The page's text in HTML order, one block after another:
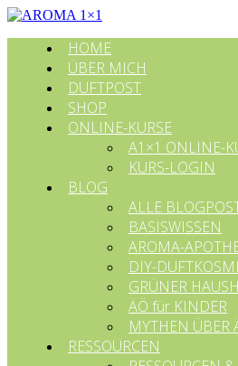
HOME
ÜBER MICH
DUFTPOST
SHOP
ONLINE-KURSE
A1×1 ONLINE-
KURS-LOGIN
BLOG
ALLE
BASISWISSEN
AROMA-
DIY-
GRÜNER
ÄÖ für KINDER
MYTHEN ÜBER
RESSOURCEN